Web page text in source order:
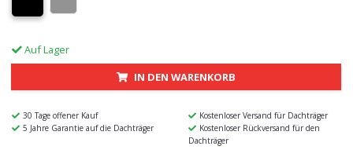
Auf Lager
IN DEN WARENKORB
30 Tage offener Kauf
Kostenloser Versand für Dachträger
5 Jahre Garantie auf die Dachträger
Kostenloser Rückversand für den
Dachträger